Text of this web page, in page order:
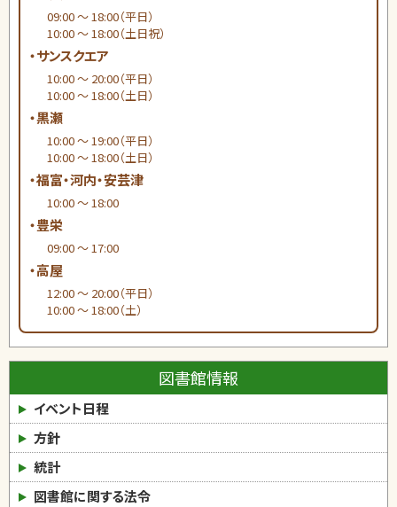
09:00 ～ 18:00（平日）
10:00 ～ 18:00（土日祝）
・サンスクエア
10:00 ～ 20:00（平日）
10:00 ～ 18:00（土日）
・黒瀬
10:00 ～ 19:00（平日）
10:00 ～ 18:00（土日）
・福富・河内・安芸津
10:00 ～ 18:00
・豊栄
09:00 ～ 17:00
・高屋
12:00 ～ 20:00（平日）
10:00 ～ 18:00（土）
図書館情報
イベント日程
方針
統計
図書館に関する法令